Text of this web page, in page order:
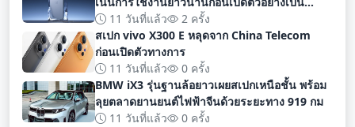
ทางการ
11 วันที่แล้ว
2 ครั้ง
สเปก vivo X300 E หลุดจาก China Telecom
ก่อนเปิดตัวทางการ
11 วันที่แล้ว
0 ครั้ง
BMW iX3 รุ่นฐานล้อยาวเผยสเปกเหนือชั้น พร้อม
ลุยตลาดยานยนต์ไฟฟ้าจีนด้วยระยะทาง 919 กม
11 วันที่แล้ว
0 ครั้ง